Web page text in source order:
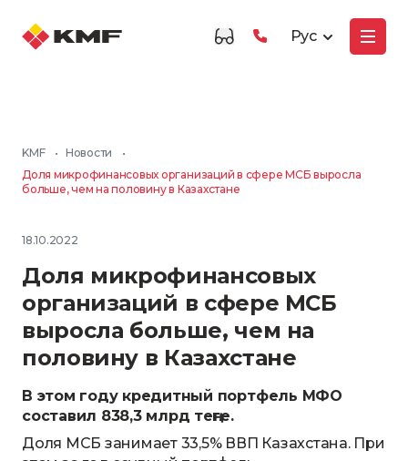
Рус
KMF • Новости
•
Доля микрофинансовых организаций в сфере МСБ выросла
больше, чем на половину в Казахстане
18.10.2022
Доля микрофинансовых
организаций в сфере МСБ
выросла больше, чем на
половину в Казахстане
В этом году кредитный портфель МФО
составил 838,3 млрд теңге.
Доля МСБ занимает 33,5% ВВП Казахстана. При